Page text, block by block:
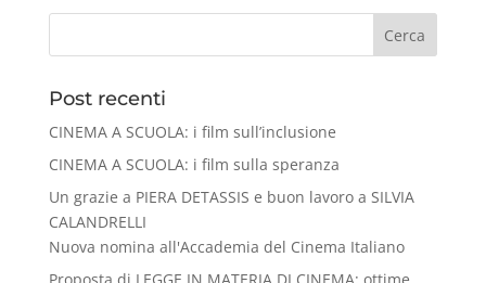
Cerca
Post recenti
CINEMA A SCUOLA: i film sull’inclusione
CINEMA A SCUOLA: i film sulla speranza
Un grazie a PIERA DETASSIS e buon lavoro a SILVIA
CALANDRELLI
Nuova nomina all'Accademia del Cinema Italiano